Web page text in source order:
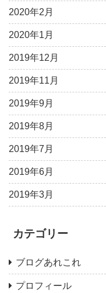
2020年2月
2020年1月
2019年12月
2019年11月
2019年9月
2019年8月
2019年7月
2019年6月
2019年3月
カテゴリー
ブログあれこれ
プロフィール